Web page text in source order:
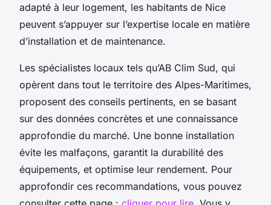
adapté à leur logement, les habitants de Nice
peuvent s’appuyer sur l’expertise locale en matière
d’installation et de maintenance.
Les spécialistes locaux tels qu’AB Clim Sud, qui
opèrent dans tout le territoire des Alpes-Maritimes,
proposent des conseils pertinents, en se basant
sur des données concrètes et une connaissance
approfondie du marché. Une bonne installation
évite les malfaçons, garantit la durabilité des
équipements, et optimise leur rendement. Pour
approfondir ces recommandations, vous pouvez